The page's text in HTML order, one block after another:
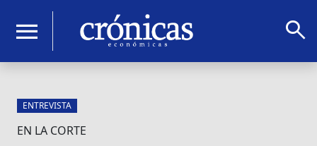
menu search
ENTREVISTA
EN LA CORTE